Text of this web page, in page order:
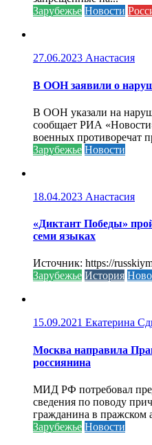
Зарубежье Новости
27.06.2023 Анастасия
В ООН заявили о
В ООН указали на
сообщает РИА
военных противоречат
Зарубежье Новости
18.04.2023 Анастасия
«Диктант Победы»
семи языках
Источник: https://
Зарубежье История
15.09.2021 Екатерина
Москва направила
россиянина
МИД РФ потребовал
сведения по поводу
гражданина в пражском
Зарубежье Новости